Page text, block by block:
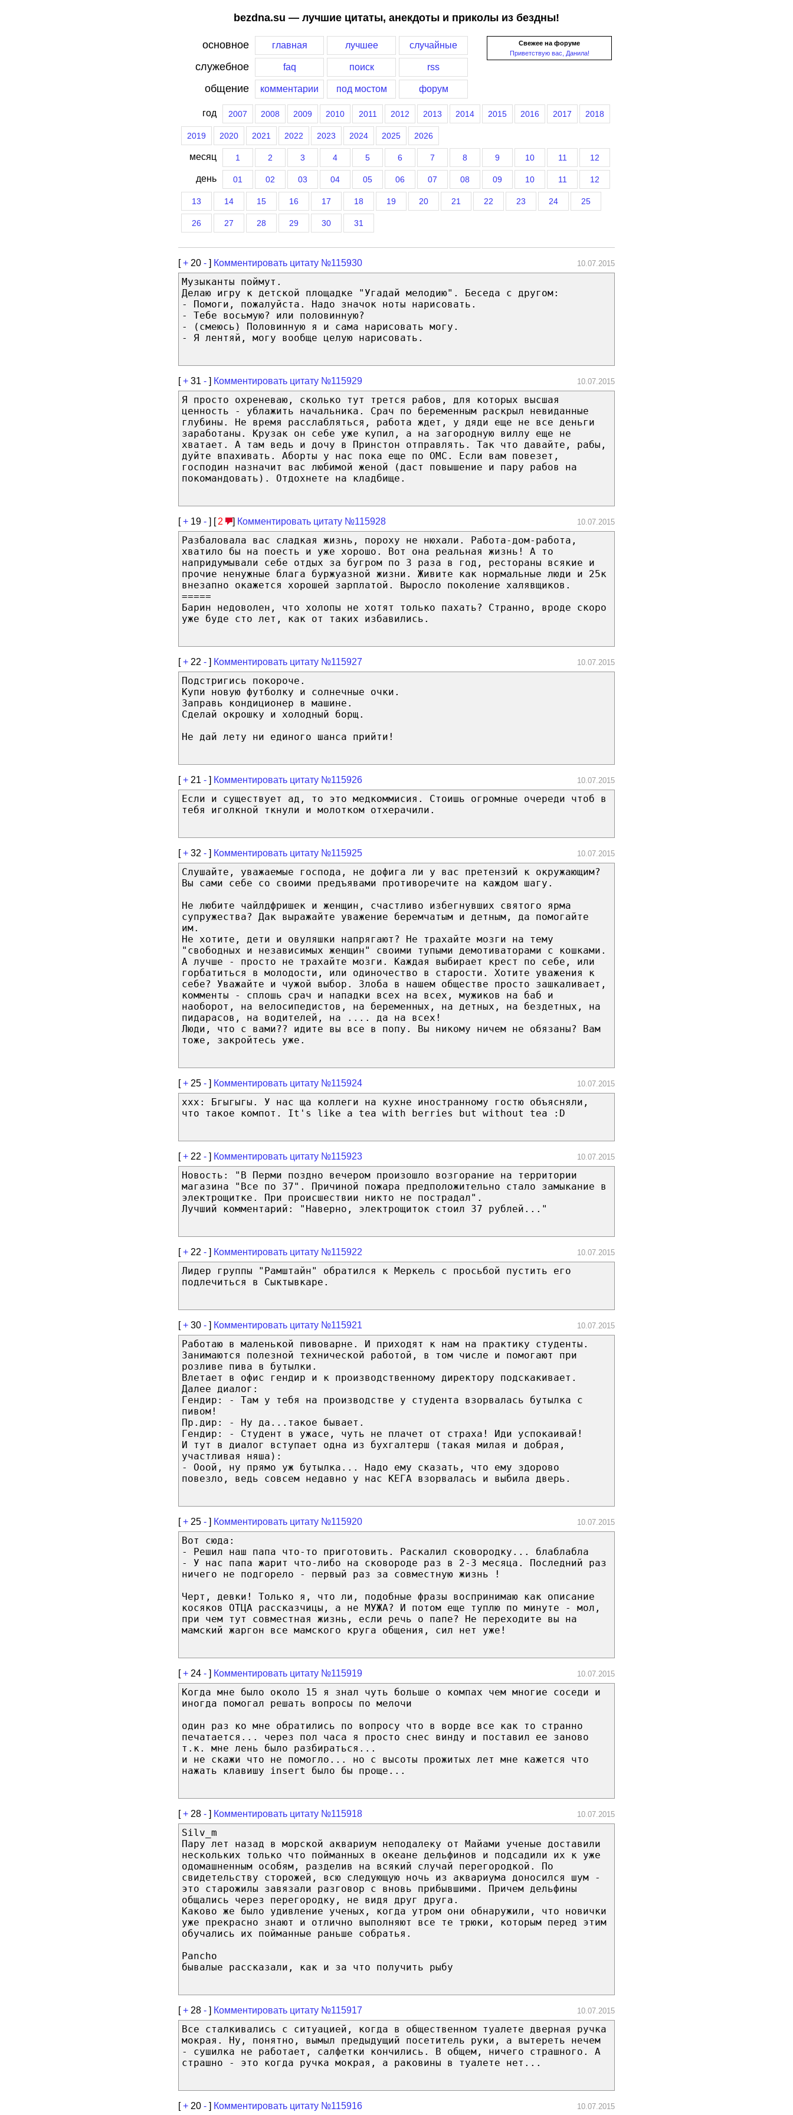
bezdna.su — лучшие цитаты, анекдоты и приколы из бездны!
Свежее на форуме
Приветствую вас, Данила!
основное главная лучшее случайные
служебное faq поиск rss
общение комментарии под мостом форум
год 2007 2008 2009 2010 2011 2012 2013 2014 2015 2016 2017 2018
2019 2020 2021 2022 2023 2024 2025 2026
месяц 1 2 3 4 5 6 7 8 9 10 11 12
день 01 02 03 04 05 06 07 08 09 10 11 12
13 14 15 16 17 18 19 20 21 22 23 24 25
26 27 28 29 30 31
[+ 20 - ] Комментировать цитату №115930 10.07.2015
Музыканты поймут.
Делаю игру к детской площадке "Угадай мелодию". Беседа с другом:
- Помоги, пожалуйста. Надо значок ноты нарисовать.
- Тебе восьмую? или половинную?
- (смеюсь) Половинную я и сама нарисовать могу.
- Я лентяй, могу вообще целую нарисовать.
[+ 31 - ] Комментировать цитату №115929 10.07.2015
Я просто охреневаю, сколько тут трется рабов, для которых высшая
ценность - ублажить начальника. Срач по беременным раскрыл невиданные
глубины. Не время расслабляться, работа ждет, у дяди еще не все деньги
заработаны. Крузак он себе уже купил, а на загородную виллу еще не
хватает. А там ведь и дочу в Принстон отправлять. Так что давайте, рабы,
дуйте впахивать. Аборты у нас пока еще по ОМС. Если вам повезет,
господин назначит вас любимой женой (даст повышение и пару рабов на
покомандовать). Отдохнете на кладбище.
[+ 19 - ] [ 2 ] Комментировать цитату №115928 10.07.2015
Разбаловала вас сладкая жизнь, пороху не нюхали. Работа-дом-работа,
хватило бы на поесть и уже хорошо. Вот она реальная жизнь! А то
напридумывали себе отдых за бугром по 3 раза в год, рестораны всякие и
прочие ненужные блага буржуазной жизни. Живите как нормальные люди и 25к
внезапно окажется хорошей зарплатой. Выросло поколение халявщиков.
=====
Барин недоволен, что холопы не хотят только пахать? Странно, вроде скоро
уже буде сто лет, как от таких избавились.
[+ 22 - ] Комментировать цитату №115927 10.07.2015
Подстригись покороче.
Купи новую футболку и солнечные очки.
Заправь кондиционер в машине.
Сделай окрошку и холодный борщ.
Не дай лету ни единого шанса прийти!
[+ 21 - ] Комментировать цитату №115926 10.07.2015
Если и существует ад, то это медкоммисия. Стоишь огромные очереди чтоб в
тебя иголкной ткнули и молотком отхерачили.
[+ 32 - ] Комментировать цитату №115925 10.07.2015
Слушайте, уважаемые господа, не дофига ли у вас претензий к окружающим?
Вы сами себе со своими предъявами противоречите на каждом шагу.
Не любите чайлдфришек и женщин, счастливо избегнувших святого ярма
супружества? Дак выражайте уважение беремчатым и детным, да помогайте
им.
Не хотите, дети и овуляшки напрягают? Не трахайте мозги на тему
"свободных и независимых женщин" своими тупыми демотиваторами с кошками.
А лучше - просто не трахайте мозги. Каждая выбирает крест по себе, или
горбатиться в молодости, или одиночество в старости. Хотите уважения к
себе? Уважайте и чужой выбор. Злоба в нашем обществе просто зашкаливает,
комменты - сплошь срач и нападки всех на всех, мужиков на баб и
наоборот, на велосипедистов, на беременных, на детных, на бездетных, на
пидарасов, на водителей, на .... да на всех!
Люди, что с вами?? идите вы все в попу. Вы никому ничем не обязаны? Вам
тоже, закройтесь уже.
[+ 25 - ] Комментировать цитату №115924 10.07.2015
xxx: Бгыгыгы. У нас ща коллеги на кухне иностранному гостю объясняли,
что такое компот. It's like a tea with berries but without tea :D
[+ 22 - ] Комментировать цитату №115923 10.07.2015
Новость: "В Перми поздно вечером произошло возгорание на территории
магазина "Все по 37". Причиной пожара предположительно стало замыкание в
электрощитке. При происшествии никто не пострадал".
Лучший комментарий: "Наверно, электрощиток стоил 37 рублей..."
[+ 22 - ] Комментировать цитату №115922 10.07.2015
Лидер группы "Рамштайн" обратился к Меркель с просьбой пустить его
подлечиться в Сыктывкаре.
[+ 30 - ] Комментировать цитату №115921 10.07.2015
Работаю в маленькой пивоварне. И приходят к нам на практику студенты.
Занимаются полезной технической работой, в том числе и помогают при
розливе пива в бутылки.
Влетает в офис гендир и к производственному директору подскакивает.
Далее диалог:
Гендир: - Там у тебя на производстве у студента взорвалась бутылка с
пивом!
Пр.дир: - Ну да...такое бывает.
Гендир: - Студент в ужасе, чуть не плачет от страха! Иди успокаивай!
И тут в диалог вступает одна из бухгалтерш (такая милая и добрая,
участливая няша):
- Ооой, ну прямо уж бутылка... Надо ему сказать, что ему здорово
повезло, ведь совсем недавно у нас КЕГА взорвалась и выбила дверь.
[+ 25 - ] Комментировать цитату №115920 10.07.2015
Вот сюда:
- Решил наш папа что-то приготовить. Раскалил сковородку... блаблабла
- У нас папа жарит что-либо на сковороде раз в 2-3 месяца. Последний раз
ничего не подгорело - первый раз за совместную жизнь !
Черт, девки! Только я, что ли, подобные фразы воспринимаю как описание
косяков ОТЦА рассказчицы, а не МУЖА? И потом еще туплю по минуте - мол,
при чем тут совместная жизнь, если речь о папе? Не переходите вы на
мамский жаргон все мамского круга общения, сил нет уже!
[+ 24 - ] Комментировать цитату №115919 10.07.2015
Когда мне было около 15 я знал чуть больше о компах чем многие соседи и
иногда помогал решать вопросы по мелочи
один раз ко мне обратились по вопросу что в ворде все как то странно
печатается... через пол часа я просто снес винду и поставил ее заново
т.к. мне лень было разбираться...
и не скажи что не помогло... но с высоты прожитых лет мне кажется что
нажать клавишу insert было бы проще...
[+ 28 - ] Комментировать цитату №115918 10.07.2015
Silv_m
Пару лет назад в морской аквариум неподалеку от Майами ученые доставили
нескольких только что пойманных в океане дельфинов и подсадили их к уже
одомашненным особям, разделив на всякий случай перегородкой. По
свидетельству сторожей, всю следующую ночь из аквариума доносился шум -
это старожилы завязали разговор с вновь прибывшими. Причем дельфины
общались через перегородку, не видя друг друга.
Каково же было удивление ученых, когда утром они обнаружили, что новички
уже прекрасно знают и отлично выполняют все те трюки, которым перед этим
обучались их пойманные раньше собратья.
Pancho
бывалые рассказали, как и за что получить рыбу
[+ 28 - ] Комментировать цитату №115917 10.07.2015
Все сталкивались с ситуацией, когда в общественном туалете дверная ручка
мокрая. Ну, понятно, вымыл предыдущий посетитель руки, а вытереть нечем
- сушилка не работает, салфетки кончились. В общем, ничего страшного. А
страшно - это когда ручка мокрая, а раковины в туалете нет...
[+ 20 - ] Комментировать цитату №115916 10.07.2015